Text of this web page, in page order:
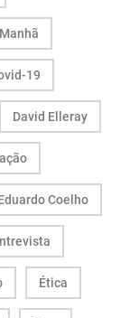
19
David Elleray
Coelho
Ética